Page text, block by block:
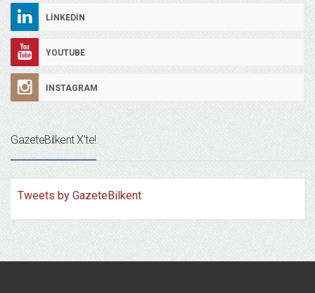
LINKEDIN
YOUTUBE
INSTAGRAM
GazeteBilkent X’te!
Tweets by GazeteBilkent